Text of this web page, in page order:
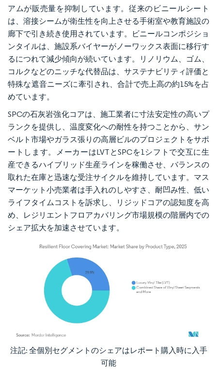
アムが販売量を抑制しています。従来のビニールシート
は、溶接シームが衛生性を向上させる手術室や教育施設の
廊下で引き続き使用されています。ビニールコンポジショ
ンタイルは、施設系バイヤーがノーワックス表面に移行す
るにつれて減少傾向が続いています。リノリウム、ゴム、
コルクなどのニッチな代替品は、サステナビリティ評価と
特殊な遮音ニーズに牽引され、合計で売上高の約15%を占
めています。
SPCの石灰岩強化コアは、施工業者に寸法安定性の高いプ
ランクを提供し、温度変化への耐性を持つことから、サン
ベルト市場やガラス張りの高層ビルのプロジェクトをサポ
ートします。メーカーはLVTとSPCを1シフトで交互に生
産できるハイブリッド生産ラインを稼働させ、バランスの
取れた在庫と迅速な受注サイクルを維持しています。マス
マーケット小売業者は手入れのしやすさ、耐凹み性、低い
ライフタイムコストを訴求し、リジッドコアの認知度を高
め、レジリエントフロアカバリング市場規模の階層内での
シェア拡大を加速させています。
画像 © Mordor Intelligence。再利用にはCC BY 4.0の表示が必要です。
注記: 全個別セグメントのシェアはレポート購入時に入手
可能